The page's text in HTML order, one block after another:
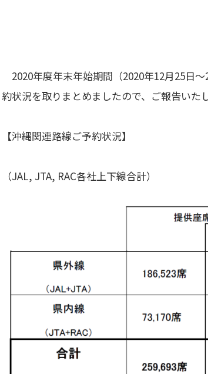
2020年度年末年始期間（2020年12月25日
約状況を取りまとめましたので、ご報告いたし
【沖縄関連路線ご予約状況】
（JAL, JTA, RAC各社上下線合計）